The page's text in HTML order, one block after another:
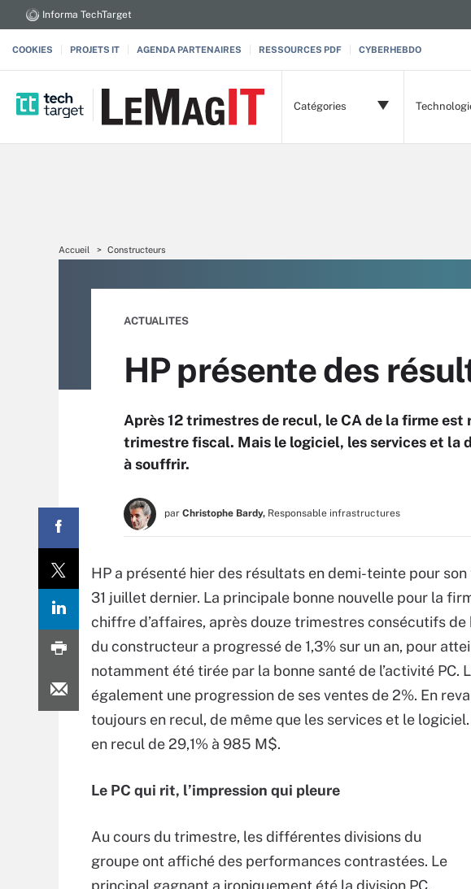
Informa TechTarget
COOKIES PROJETS IT AGENDA PARTENAIRES RESSOURCES PDF CYBERHEBDO
Catégories
Accueil Constructeurs
ACTUALITES
HP présente des
Après 12 trimestres de recul, le CA de la firme est
trimestre fiscal. Mais le logiciel, les services et la
à souffrir.
par Christophe Bardy, Responsable infrastructures
HP a présenté hier des résultats en demi-teinte pour
31 juillet dernier. La principale bonne nouvelle pour la
chiffre d’affaires, après douze trimestres consécutifs
du constructeur a progressé de 1,3% sur un an, pour
notamment été tirée par la bonne santé de l’activité PC.
également une progression de ses ventes de 2%. En
toujours en recul, de même que les services et le
en recul de 29,1% à 985 M$.
Le PC qui rit, l’impression qui pleure
Au cours du trimestre, les différentes divisions du
groupe ont affiché des performances contrastées. Le
principal gagnant a ironiquement été la division PC,